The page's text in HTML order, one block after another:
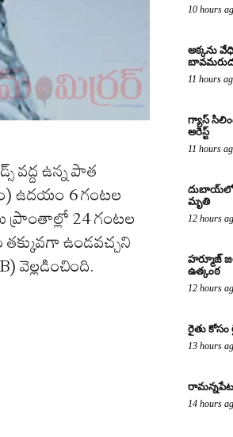
వద్ద ఉన్న పాత
ఉదయం 6 గంటల
ప్రాంతాల్లో 24 గంటల
ఉండవచ్చని
వెల్లడించింది.
10 hours
అక్కను
11 hours
గ్యాస్
అరెస్ట్
11 hours
దుబాయ్‌లో
మృతి
12 hours
హర్మూజ్
ఉత్కంఠ
12 hours
రైతు
13 hours
రామన్నపేట
14 hours